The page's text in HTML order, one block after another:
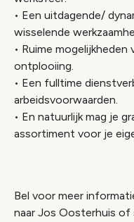
• Een uitdagende/
wisselende
• Ruime
ontplooiing.
• Een fulltime
arbeidsvoorwaarden.
• En natuurlijk mag je
assortiment voor je
Bel voor meer
naar Jos Oosterhuis of